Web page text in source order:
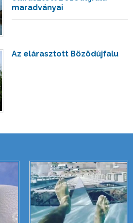
maradványai
Az elárasztott Bözödújfalu